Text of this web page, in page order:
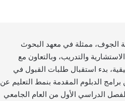
الجوف، ممثلة في معهد البحوث
والتدريب، وبالتعاون مع
بدء استقبال طلبات القبول في
الدبلوم المقدمة بنمط التعليم عن
الدراسي الأول من العام الجامعي